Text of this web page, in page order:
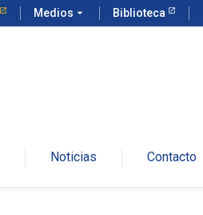
Medios arrow_drop_down Biblioteca
Noticias Contacto